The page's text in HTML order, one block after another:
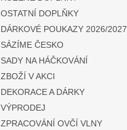
OSTATNÍ DOPLŇKY
DÁRKOVÉ POUKAZY 2026/2027
SÁZÍME ČESKO
SADY NA HÁČKOVÁNÍ
ZBOŽÍ V AKCI
DEKORACE A DÁRKY
VÝPRODEJ
ZPRACOVÁNÍ OVČÍ VLNY